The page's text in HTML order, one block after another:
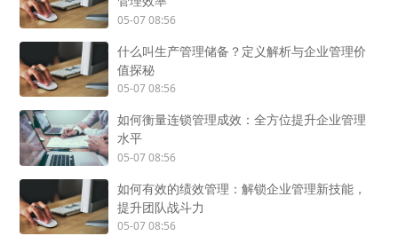
05-07 08:56
什么叫生产管理储备？定义解析与企业管理价
值探秘
05-07 08:56
如何衡量连锁管理成效：全方位提升企业管理
水平
05-07 08:56
如何有效的绩效管理：解锁企业管理新技能，
提升团队战斗力
05-07 08:56